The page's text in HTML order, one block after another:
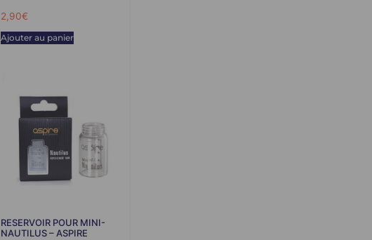
2,90€
Ajouter au panier
RESERVOIR POUR MINI-
NAUTILUS – ASPIRE